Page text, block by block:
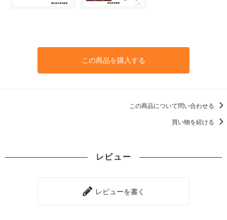
この商品を購入する
この商品について問い合わせる
買い物を続ける
レビュー
レビューを書く